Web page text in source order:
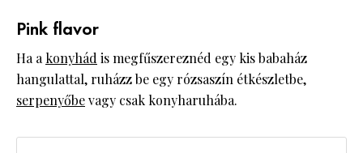
Pink flavor
Ha akonyhád is megfűszereznéd egy kis babaház
hangulattal, ruházz be egy rózsaszín étkészletbe,
serpenyőbevagy csak konyharuhába.